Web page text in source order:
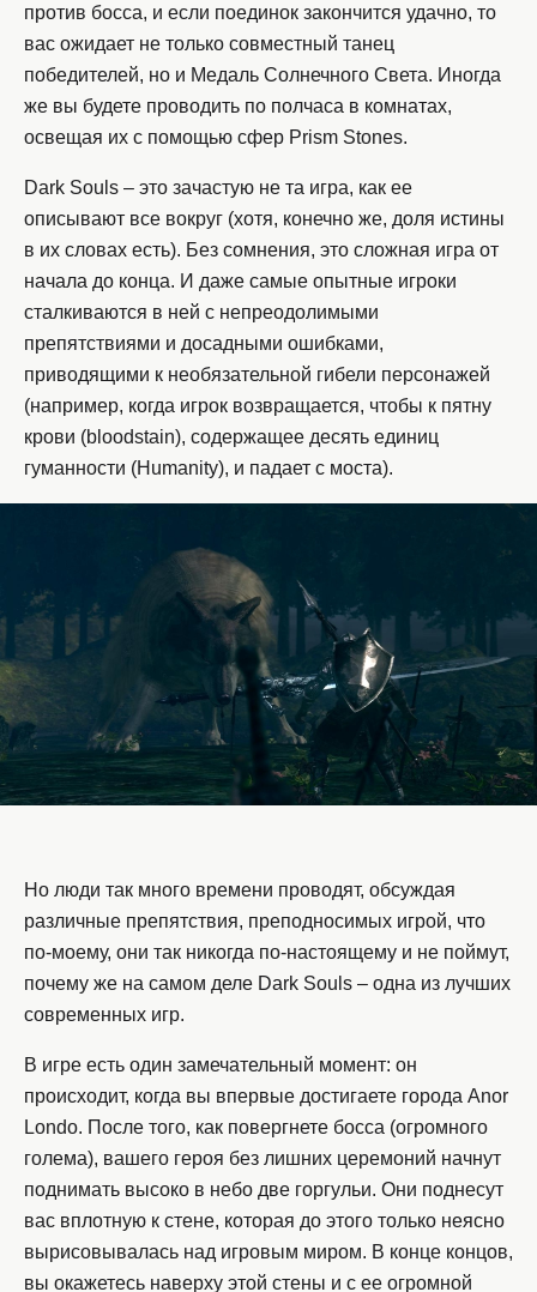
против босса, и если поединок закончится удачно, то
вас ожидает не только совместный танец
победителей, но и Медаль Солнечного Света. Иногда
же вы будете проводить по полчаса в комнатах,
освещая их с помощью сфер Prism Stones.
Dark Souls – это зачастую не та игра, как ее
описывают все вокруг (хотя, конечно же, доля истины
в их словах есть). Без сомнения, это сложная игра от
начала до конца. И даже самые опытные игроки
сталкиваются в ней с непреодолимыми
препятствиями и досадными ошибками,
приводящими к необязательной гибели персонажей
(например, когда игрок возвращается, чтобы к пятну
крови (bloodstain), содержащее десять единиц
гуманности (Humanity), и падает с моста).
Но люди так много времени проводят, обсуждая
различные препятствия, преподносимых игрой, что
по-моему, они так никогда по-настоящему и не поймут,
почему же на самом деле Dark Souls – одна из лучших
современных игр.
В игре есть один замечательный момент: он
происходит, когда вы впервые достигаете города Anor
Londo. После того, как повергнете босса (огромного
голема), вашего героя без лишних церемоний начнут
поднимать высоко в небо две горгульи. Они поднесут
вас вплотную к стене, которая до этого только неясно
вырисовывалась над игровым миром. В конце концов,
вы окажетесь наверху этой стены и с ее огромной